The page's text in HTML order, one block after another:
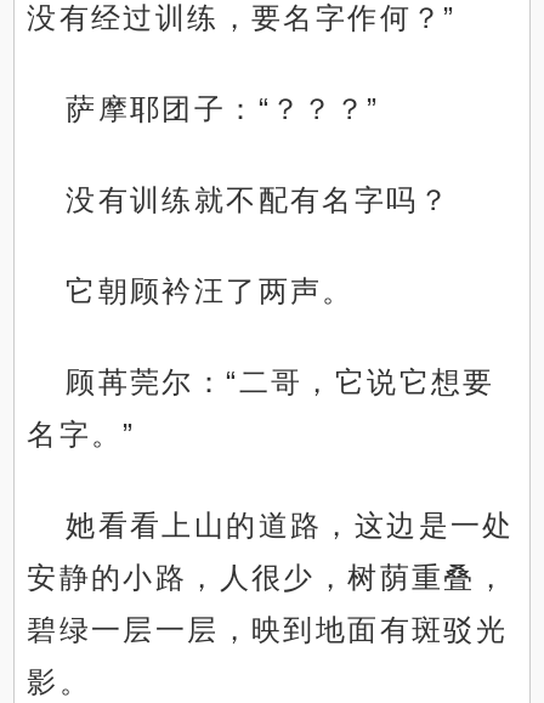
没有经过训练，要名字作何？”
萨摩耶团子：“？？？”
没有训练就不配有名字吗？
它朝顾衿汪了两声。
顾苒莞尔：“二哥，它说它想要
名字。”
她看看上山的道路，这边是一处
安静的小路，人很少，树荫重叠，
碧绿一层一层，映到地面有斑驳光
影。